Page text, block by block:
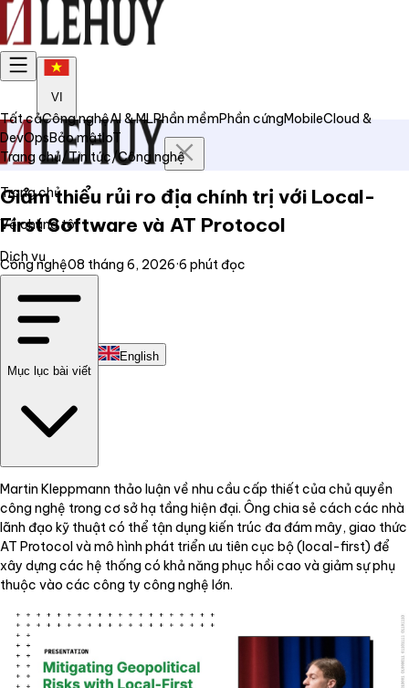
VI
Trang chủ
Về chúng tôi
Dịch vụ
Liên hệ
English
Tất cảCông nghệAI & MLPhần mềmPhần cứngMobileCloud &
DevOpsBảo mậtIoT
Trang chủ/Tin tức/Công nghệ
Giảm thiểu rủi ro địa chính trị với Local-
First Software và AT Protocol
Công nghệ08 tháng 6, 2026·6 phút đọc
Mục lục bài viết
Martin Kleppmann thảo luận về nhu cầu cấp thiết của chủ quyền
công nghệ trong cơ sở hạ tầng hiện đại. Ông chia sẻ cách các nhà
lãnh đạo kỹ thuật có thể tận dụng kiến trúc đa đám mây, giao thức
AT Protocol và mô hình phát triển ưu tiên cục bộ (local-first) để
xây dựng các hệ thống có khả năng phục hồi cao và giảm sự phụ
thuộc vào các công ty công nghệ lớn.